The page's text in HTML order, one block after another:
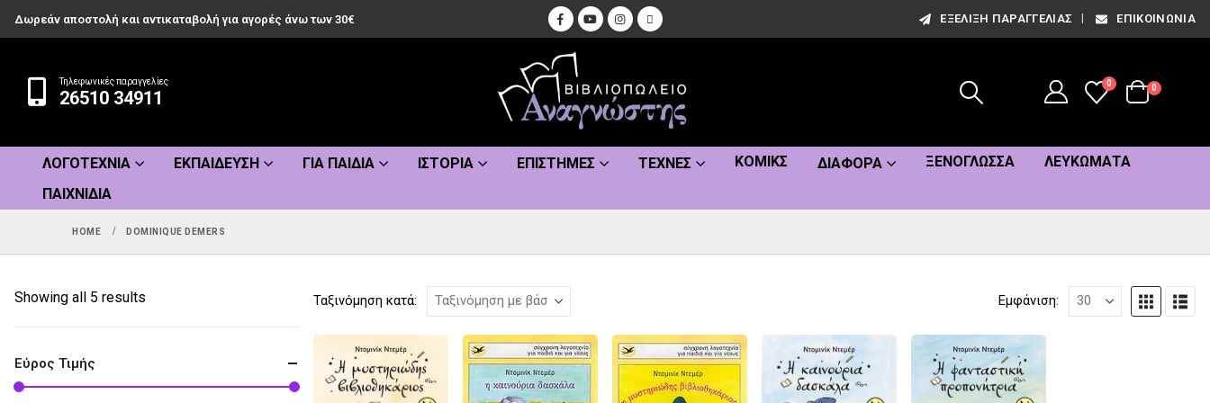
Δωρεάν αποστολή και αντικαταβολή για αγορές άνω των 30€ ΕΞΈΛΙΞΗ ΠΑΡΑΓΓΕΛΊΑΣ ΕΠΙΚΟΙΝΩΝΊΑ
Τηλεφωνικές παραγγελίες
26510 34911
0
0
ΛΟΓΟΤΕΧΝΊΑ ΕΚΠΑΊΔΕΥΣΗ ΓΙΑ ΠΑΙΔΙΆ ΙΣΤΟΡΊΑ ΕΠΙΣΤΉΜΕΣ ΤΈΧΝΕΣ ΚΌΜΙΚΣ ΔΙΆΦΟΡΑ ΞΕΝΌΓΛΩΣΣΑ
ΛΕΥΚΏΜΑΤΑ
ΠΑΙΧΝΊΔΙΑ
HOME DOMINIQUE DEMERS
Ταξινόμηση κατά: Εμφάνιση:
Showing all 5 results
Εύρος Τιμής